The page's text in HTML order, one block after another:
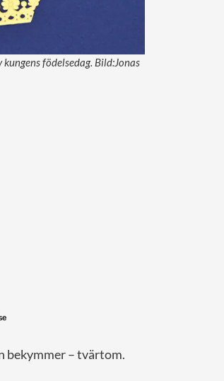
födelsedag. Bild:Jonas
bekymmer – tvärtom.